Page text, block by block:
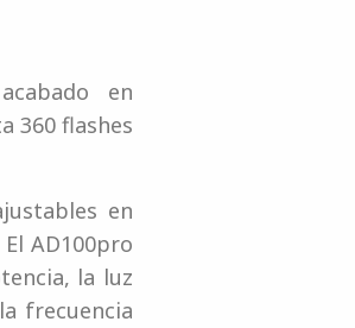
en
360 flashes
en
AD100pro
la luz
frecuencia